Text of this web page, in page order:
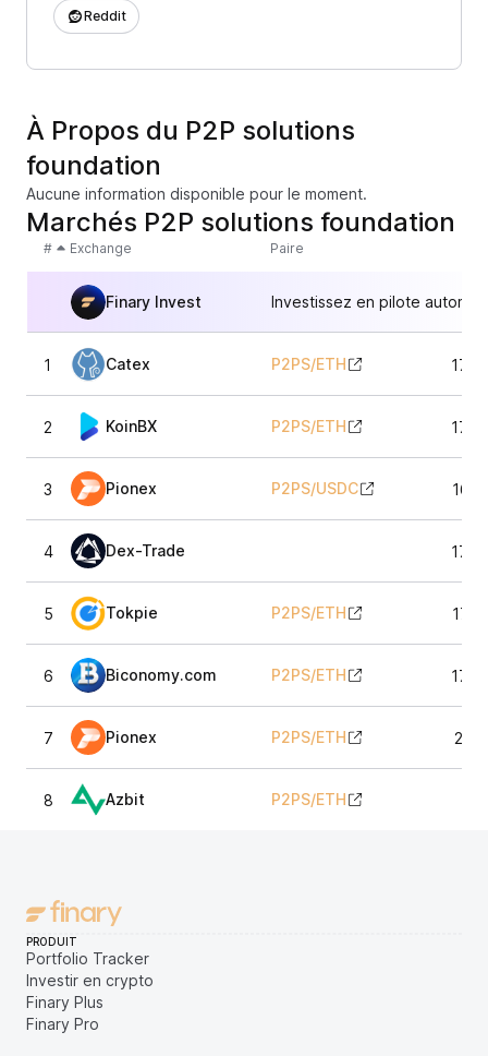
Reddit
À Propos du P2P solutions
foundation
Aucune information disponible pour le moment.
Marchés P2P solutions foundation
# Exchange Paire
Finary Invest Investissez en pilote
1 Catex P2PS/ETH
2 KoinBX P2PS/ETH
3 Pionex P2PS/USDC
4 Dex-Trade
5 Tokpie P2PS/ETH
6 Biconomy.com P2PS/ETH
7 Pionex P2PS/ETH
8 Azbit P2PS/ETH
PRODUIT
Portfolio Tracker
Investir en crypto
Finary Plus
Finary Pro